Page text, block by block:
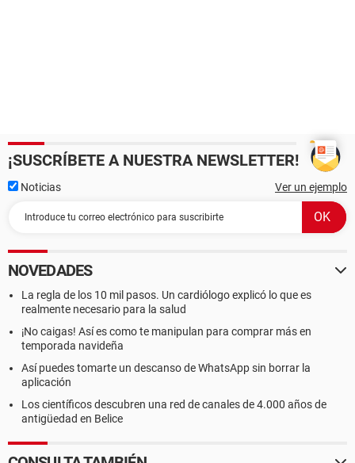
¡SUSCRÍBETE A NUESTRA NEWSLETTER!
Noticias Ver un ejemplo
NOVEDADES
La regla de los 10 mil pasos. Un cardiólogo explicó lo que es
realmente necesario para la salud
¡No caigas! Así es como te manipulan para comprar más en
temporada navideña
Así puedes tomarte un descanso de WhatsApp sin borrar la
aplicación
Los científicos descubren una red de canales de 4.000 años de
antigüedad en Belice